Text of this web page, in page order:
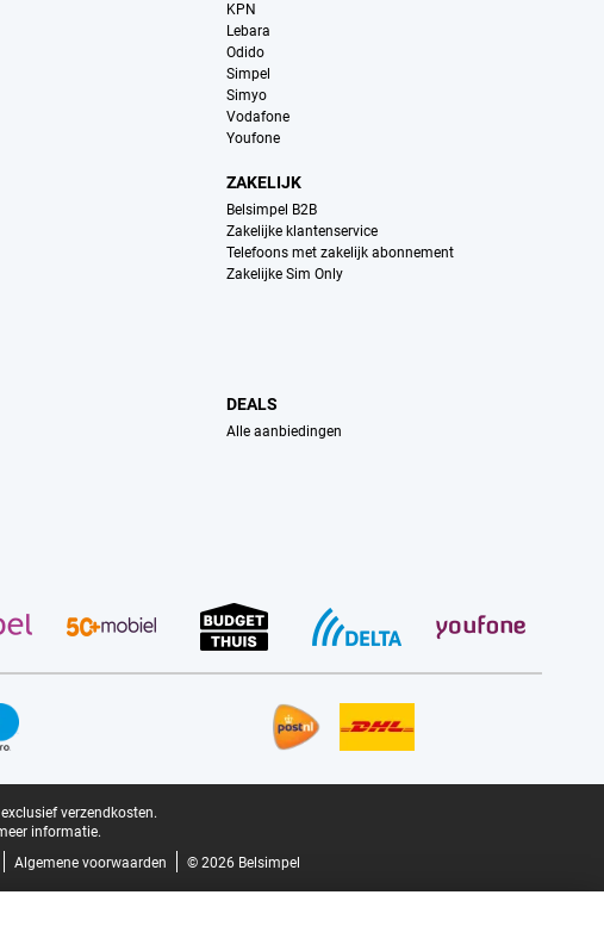
KPN
Lebara
Odido
Simpel
Simyo
Vodafone
Youfone
ZAKELIJK
Belsimpel B2B
Zakelijke klantenservice
Telefoons met zakelijk abonnement
Zakelijke Sim Only
DEALS
Alle aanbiedingen
verzendkosten.
informatie.
Algemene voorwaarden © 2026 Belsimpel